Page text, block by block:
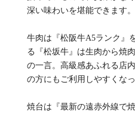
深い味わいを堪能できます。
牛肉は『松阪牛A5ランク』
る『松坂牛』は生肉から焼
の一言。高級感あふれる店
の方にもご利用しやすくなっ
焼台は『最新の遠赤外線で